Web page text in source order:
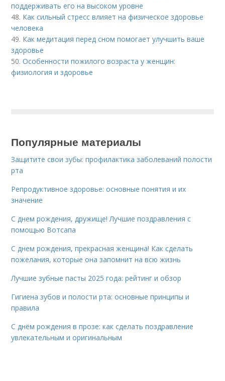
поддерживать его на высоком уровне
48. Как сильный стресс влияет на физическое здоровье
человека
49. Как медитация перед сном помогает улучшить ваше
здоровье
50.Особенности пожилого возраста у женщин:
физиология и здоровье
Популярные материалы
Защитите свои зубы: профилактика заболеваний полости
рта
Репродуктивное здоровье: основные понятия и их
значение
С днем рождения, дружище! Лучшие поздравления с
помощью Вотсапа
С днем рождения, прекрасная женщина! Как сделать
пожелания, которые она запомнит на всю жизнь
Лучшие зубные пасты 2025 года: рейтинг и обзор
Гигиена зубов и полости рта: основные принципы и
правила
С днём рождения в прозе: как сделать поздравление
увлекательным и оригинальным